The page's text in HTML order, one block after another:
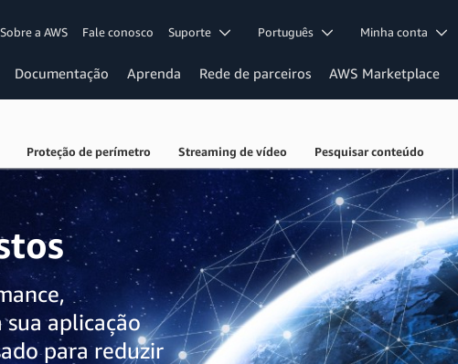
Sobre a AWS Fale conosco Suporte Português Minha conta
Documentação Aprenda Rede de parceiros AWS Marketplace
Proteção de perímetro Streaming de vídeo Pesquisar conteúdo
aplicação
para reduzir